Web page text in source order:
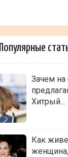
Популярные
Зачем на
Хитрый…
Как